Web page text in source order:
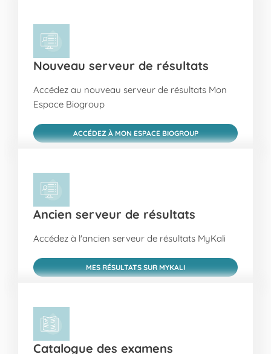
Nouveau serveur de résultats
Accédez au nouveau serveur de résultats Mon
Espace Biogroup
ACCÉDEZ À MON ESPACE BIOGROUP
Ancien serveur de résultats
Accédez à l'ancien serveur de résultats MyKali
MES RÉSULTATS SUR MYKALI
Catalogue des examens